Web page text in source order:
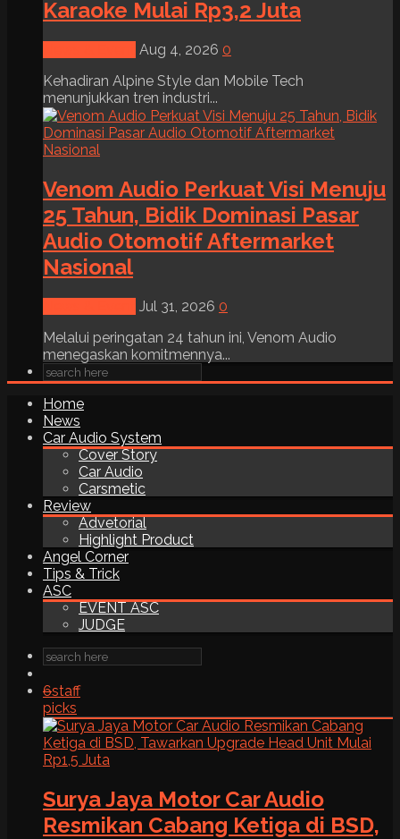
Karaoke Mulai Rp3,2 Juta
Aug 4, 2026 0
Kehadiran Alpine Style dan Mobile Tech
menunjukkan tren industri...
Venom Audio Perkuat Visi Menuju
25 Tahun, Bidik Dominasi Pasar
Audio Otomotif Aftermarket
Nasional
Jul 31, 2026 0
Melalui peringatan 24 tahun ini, Venom Audio
menegaskan komitmennya...
Home
News
Car Audio System
Cover Story
Car Audio
Carsmetic
Review
Advetorial
Highlight Product
Angel Corner
Tips & Trick
ASC
EVENT ASC
JUDGE
6staff
picks
Surya Jaya Motor Car Audio
Resmikan Cabang Ketiga di BSD,